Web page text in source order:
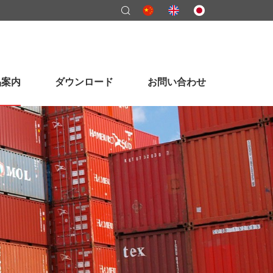
内 ダウンロード お問い合わせ